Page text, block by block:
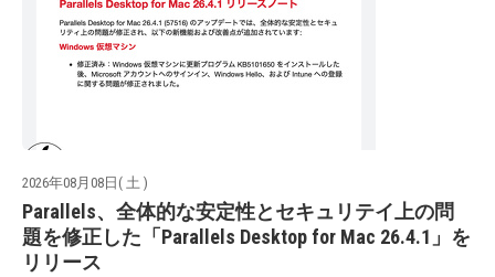
2026年08月08日( 土 )
Parallels、全体的な安定性とセキュリテイ上の問
題を修正した「Parallels Desktop for Mac 26.4.1」を
リリース